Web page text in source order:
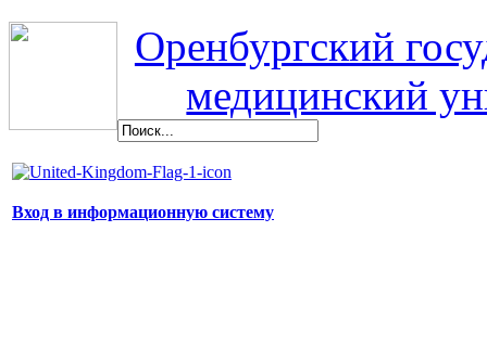
Оренбургский
медицинский
Вход в информационную систему